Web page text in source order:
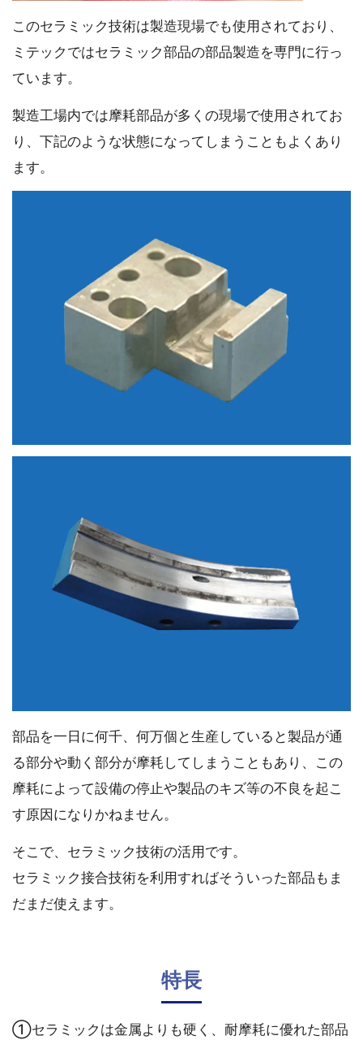
このセラミック技術は製造現場でも使用されており、
ミテックではセラミック部品の部品製造を専門に行っ
ています。
製造工場内では摩耗部品が多くの現場で使用されてお
り、下記のような状態になってしまうこともよくあり
ます。
部品を一日に何千、何万個と生産していると製品が通
る部分や動く部分が摩耗してしまうこともあり、この
摩耗によって設備の停止や製品のキズ等の不良を起こ
す原因になりかねません。
そこで、セラミック技術の活用です。
セラミック接合技術を利用すればそういった部品もま
だまだ使えます。
特長
①セラミックは金属よりも硬く、耐摩耗に優れた部品